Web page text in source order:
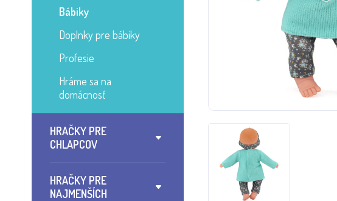
Bábiky
Doplnky pre bábiky
Profesie
Hráme sa na
domácnosť
HRAČKY PRE
CHLAPCOV
HRAČKY PRE
NAJMENŠÍCH